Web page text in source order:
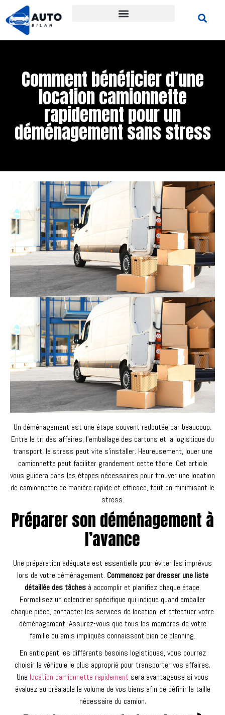
Comment bénéficier d’une
location camionnette
rapidement pour un
déménagement sans stress
Un déménagement est une étape souvent redoutée par beaucoup.
Entre le tri des affaires, l’emballage des cartons et la logistique du
transport, le stress peut vite s’installer. Heureusement, louer une
camionnette peut faciliter grandement cette tâche. Cet article
vous guidera dans les étapes nécessaires pour trouver une location
de camionnette de manière rapide et efficace, tout en minimisant le
stress.
Préparer son déménagement à
l’avance
Une préparation adéquate est essentielle pour éviter les imprévus
lors de votre déménagement. Commencez par dresser une liste
détaillée des tâchesà accomplir et planifiez chaque étape.
Formalisez un calendrier spécifique qui indique quand emballer
chaque pièce, contacter les services de location, et effectuer votre
déménagement. Assurez-vous que tous les membres de votre
famille ou amis impliqués connaissent bien ce planning.
En anticipant les différents besoins logistiques, vous pourrez
choisir le véhicule le plus approprié pour transporter vos affaires.
Une location camionnette rapidement sera avantageuse si vous
évaluez au préalable le volume de vos biens afin de définir la taille
nécessaire du camion.